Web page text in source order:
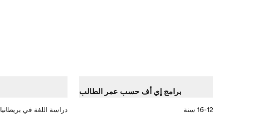
برامج إي أف حسب عمر الطالب
16-12 سنة دراسة اللغة في بريطانيا